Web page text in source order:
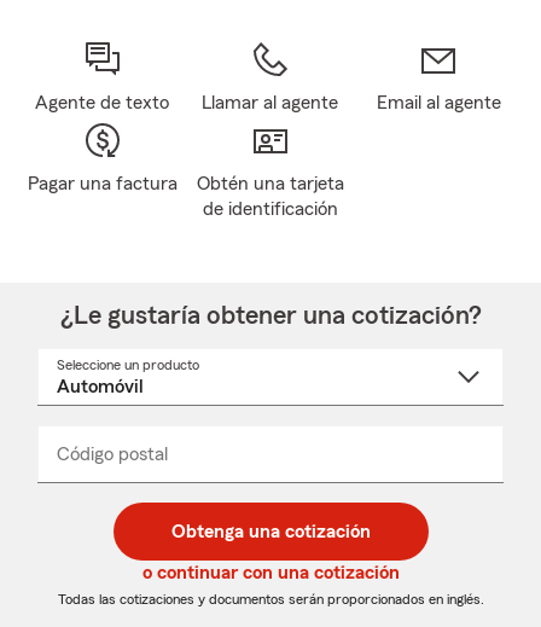
Agente de texto Llamar al agente Email al agente
Pagar una factura
Obtén una tarjeta
de identificación
¿Le gustaría obtener una cotización?
Seleccione un producto
desplegable
Código postal
de
5
dígitos
de
5
dígitos
_____
Obtenga una cotización
o continuar con una cotización
Todas las cotizaciones y documentos serán proporcionados en inglés.